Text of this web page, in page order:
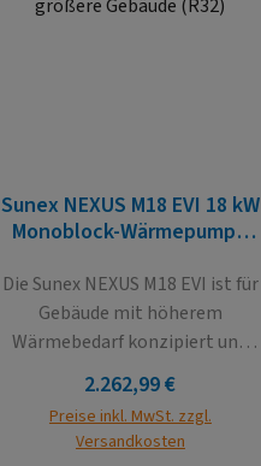
Sunex NEXUS M18 EVI 18 kW
Monoblock-Wärmepumpe
Die Sunex NEXUS M18 EVI ist für
Gebäude mit höherem
Wärmebedarf konzipiert und
eignet sich für zentrale
Heizungs- und
Warmwassersysteme. Durch den
Einsatz von Inverter-Technik,
Regulärer Preis:
2.262,99 €
Preise inkl. MwSt. zzgl.
Versandkosten